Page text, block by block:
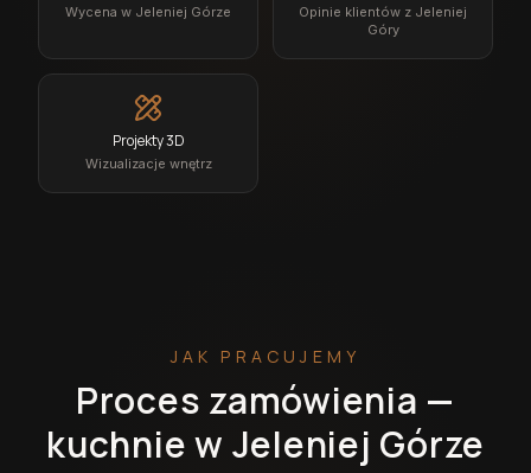
Wycena w Jeleniej Górze
Opinie klientów z Jeleniej
Góry
Projekty 3D
Wizualizacje wnętrz
JAK PRACUJEMY
Proces zamówienia —
kuchnie w Jeleniej Górze